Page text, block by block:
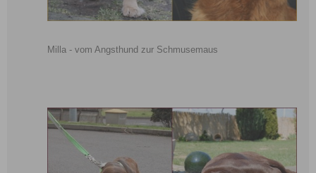
Milla - vom Angsthund zur Schmusemaus